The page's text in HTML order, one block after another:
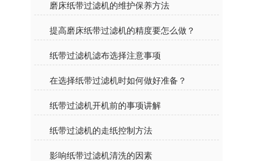
磨床纸带过滤机的维护保养方法
提高磨床纸带过滤机的精度要怎么做？
纸带过滤机滤布选择注意事项
在选择纸带过滤机时如何做好准备？
纸带过滤机开机前的事项讲解
纸带过滤机的走纸控制方法
影响纸带过滤机清洗的因素